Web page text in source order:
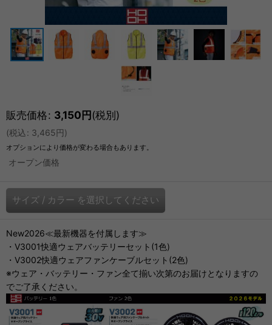
販売価格: 3,150円(税別)
(税込: 3,465円)
オプションにより価格が変わる場合もあります。
オープン価格
サイズ / カラー を選択してください
New2026≪最新機器を付属します≫
・V3001快適ウェアバッテリーセット(1色)
・V3002快適ウェアファンケーブルセット(2色)
※ウェア・バッテリー・ファン全て揃い次第のお届けとなりますの
でご了承ください。